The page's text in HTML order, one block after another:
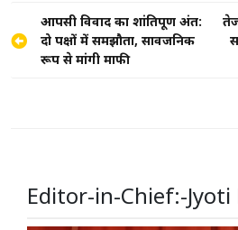
Post
navigation
आपसी विवाद का शांतिपूर्ण अंत:
दो पक्षों में समझौता, सार्वजनिक
रूप से मांगी माफी
Editor-in-Chief:-